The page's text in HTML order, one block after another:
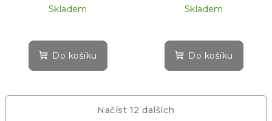
Skladem
Do košíku
Skladem
Do košíku
Načíst 12 dalších